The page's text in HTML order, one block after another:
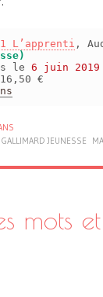
L’apprenti ,
le 6 juin 2019
€
GALLIMARD JEUNESSE
mots et